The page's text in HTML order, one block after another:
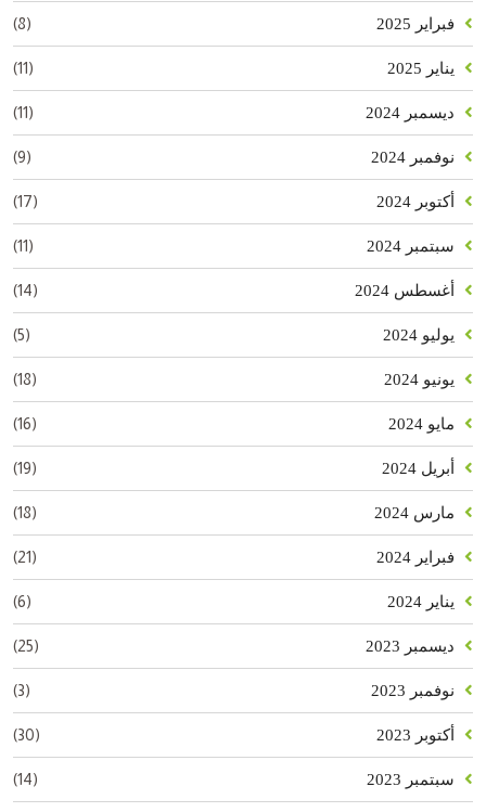
فبراير 2025 (8)
يناير 2025 (11)
ديسمبر 2024 (11)
نوفمبر 2024 (9)
أكتوبر 2024 (17)
سبتمبر 2024 (11)
أغسطس 2024 (14)
يوليو 2024 (5)
يونيو 2024 (18)
مايو 2024 (16)
أبريل 2024 (19)
مارس 2024 (18)
فبراير 2024 (21)
يناير 2024 (6)
ديسمبر 2023 (25)
نوفمبر 2023 (3)
أكتوبر 2023 (30)
سبتمبر 2023 (14)